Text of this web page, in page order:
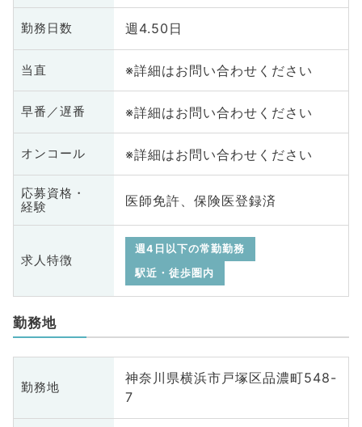
勤務日数 週4.50日
当直 ※詳細はお問い合わせください
早番／遅番 ※詳細はお問い合わせください
オンコール ※詳細はお問い合わせください
応募資格・
経験
医師免許、保険医登録済
求人特徴
週4日以下の常勤勤務
駅近・徒歩圏内
勤務地
勤務地
神奈川県横浜市戸塚区品濃町548-
7